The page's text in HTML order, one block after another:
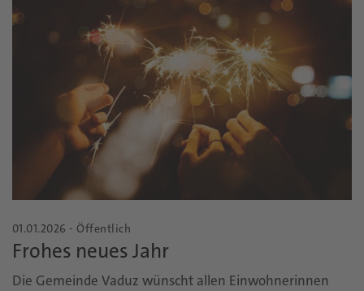
01.01.2026 - Öffentlich
Frohes neues Jahr
Die Gemeinde Vaduz wünscht allen Einwohnerinnen